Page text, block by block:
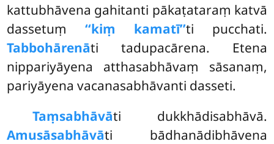
kattubhāvena gahitanti pākaṭataraṃ katvā
dassetuṃ‘‘kiṃ kamatī’’ti pucchati.
Tabbohārenāti tadupacārena. Etena
nippariyāyena atthasabhāvaṃ sāsanaṃ,
pariyāyena vacanasabhāvanti dasseti.
Taṃsabhāvāti dukkhādisabhāvā.
Amusāsabhāvāti bādhanādibhāvena